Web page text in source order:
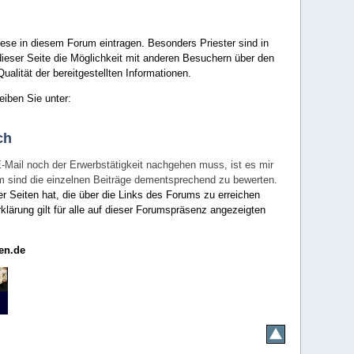
in diesem Forum eintragen. Besonders Priester sind in
Seite die Möglichkeit mit anderen Besuchern über den
der bereitgestellten Informationen.
Sie unter:
noch der Erwerbstätigkeit nachgehen muss, ist es mir
die einzelnen Beiträge dementsprechend zu bewerten.
Seiten hat, die über die Links des Forums zu erreichen
gilt für alle auf dieser Forumspräsenz angezeigten